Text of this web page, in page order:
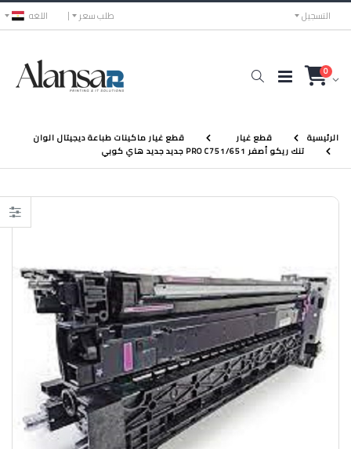
اللغه طلب سعر التسجيل
0
الرئيسية قطع غيار
قطع غيار ماكينات طباعة ديجيتال الوان
تنك ريكو أصفر PRO C751/651 جديد جديد هاي كوبي